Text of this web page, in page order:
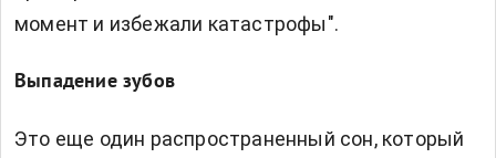
момент и избежали катастрофы".
Выпадение зубов
Это еще один распространенный сон, который